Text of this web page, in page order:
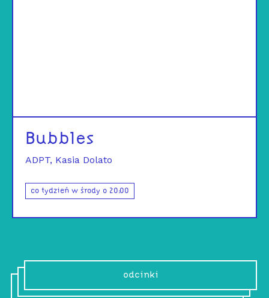
Bubbles
ADPT Kasia Dolato
co tydzień w środy o 20:00
odcinki